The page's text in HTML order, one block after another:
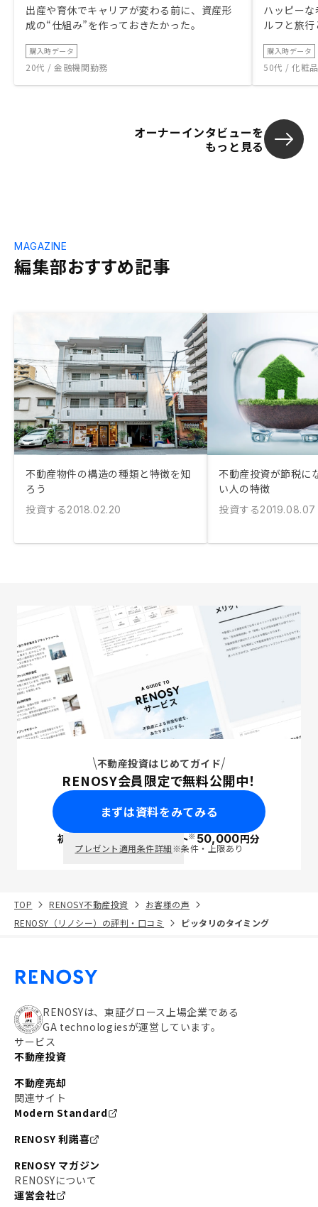
出産や育休でキャリアが変わる前に、資産形
成の“仕組み”を作っておきたかった。
購入時データ
20代 / 金融機関勤務
ハッピー
ルフと旅
購入時データ
50代 / 化粧
オーナーインタビューを
もっと見る
編集部おすすめ記事
MAGAZINE
不動産物件の構造の種類と特徴を知
ろう
投資する2018.02.20
不動産投資が節税に
い人の特徴
投資する2019.08.07
不動産投資はじめてガイド
RENOSY会員限定で無料公開中！
まずは資料をみてみる
初回面談で ポイント※50,000円分
プレゼント適用条件詳細※条件・上限あり
TOP RENOSY不動産投資
お客様の声
RENOSY（リノシー）の評判・口コミ
ピッタリのタイミング
RENOSYは、東証グロース上場企業である
GA technologiesが運営しています。
サービス
不動産投資
不動産売却
関連サイト
Modern Standard
RENOSY 利諾喜
RENOSY マガジン
RENOSYについて
運営会社